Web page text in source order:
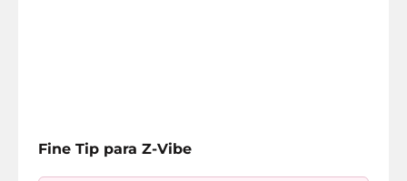
Fine Tip para Z-Vibe